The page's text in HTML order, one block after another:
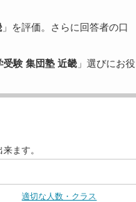
」を評価。さらに回答者の口
受験 集団塾 近畿 」選びにお役
ます。
適切な人数・クラス